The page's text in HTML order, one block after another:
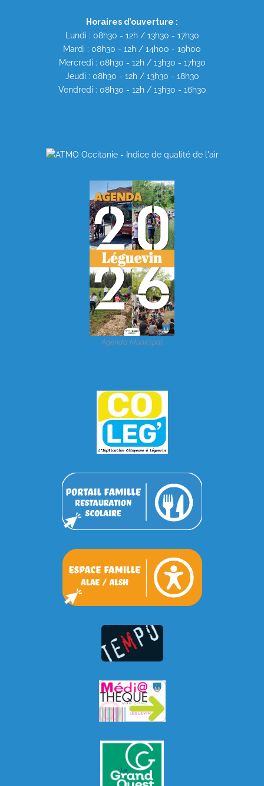
Horaires d’ouverture :
Lundi : 08h30 - 12h / 13h30 - 17h30
Mardi : 08h30 - 12h / 14h00 - 19h00
Mercredi : 08h30 - 12h / 13h30 - 17h30
Jeudi : 08h30 - 12h / 13h30 - 18h30
Vendredi : 08h30 - 12h / 13h30 - 16h30
Agenda Municipal